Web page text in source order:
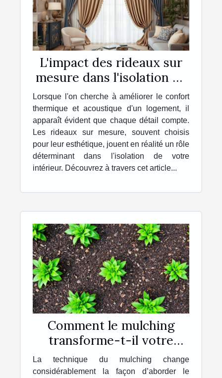
L'impact des rideaux sur
mesure dans l'isolation de
votre intérieur
Lorsque l'on cherche à améliorer le confort
thermique et acoustique d'un logement, il
apparaît évident que chaque détail compte.
Les rideaux sur mesure, souvent choisis
pour leur esthétique, jouent en réalité un rôle
déterminant dans l'isolation de votre
intérieur. Découvrez à travers cet article...
Comment le mulching
transforme-t-il votre
jardinage quotidien ?
La technique du mulching change
considérablement la façon d’aborder le